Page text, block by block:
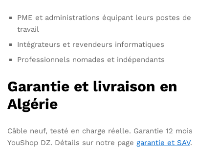
PME et administrations équipant leurs postes de
travail
Intégrateurs et revendeurs informatiques
Professionnels nomades et indépendants
Garantie et livraison en
Algérie
Câble neuf, testé en charge réelle. Garantie 12 mois
YouShop DZ. Détails sur notre page garantie et SAV.